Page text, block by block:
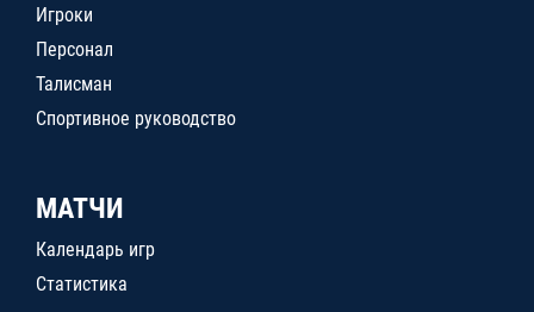
Игроки
Персонал
Талисман
Спортивное руководство
МАТЧИ
Календарь игр
Статистика